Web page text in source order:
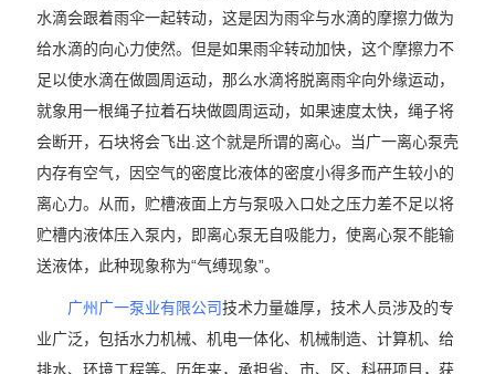
水滴会跟着雨伞一起转动，这是因为雨伞与水滴的摩擦力做为
给水滴的向心力使然。但是如果雨伞转动加快，这个摩擦力不
足以使水滴在做圆周运动，那么水滴将脱离雨伞向外缘运动，
就象用一根绳子拉着石块做圆周运动，如果速度太快，绳子将
会断开，石块将会飞出.这个就是所谓的离心。当广一离心泵壳
内存有空气，因空气的密度比液体的密度小得多而产生较小的
离心力。从而，贮槽液面上方与泵吸入口处之压力差不足以将
贮槽内液体压入泵内，即离心泵无自吸能力，使离心泵不能输
送液体，此种现象称为“气缚现象”。
广州广一泵业有限公司技术力量雄厚，技术人员涉及的专
业广泛，包括水力机械、机电一体化、机械制造、计算机、给
排水、环境工程等。历年来，承担省、市、区、科研项目，获